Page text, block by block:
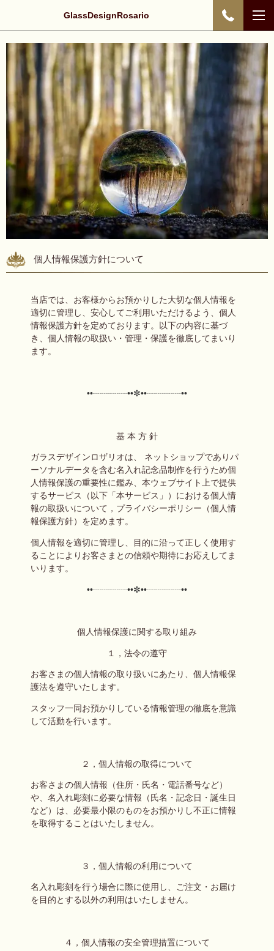
GlassDesignRosario
個人情報保護方針について
当店では、お客様からお預かりした大切な個人情報を
適切に管理し、安心してご利用いただけるよう、個人
情報保護方針を定めております。以下の内容に基づ
き、個人情報の取扱い・管理・保護を徹底してまいり
ます。
••┈┈┈┈••✼••┈┈┈┈••
基 本 方 針
ガラスデザインロザリオは、 ネットショップでありパ
ーソナルデータを含む名入れ記念品制作を行うため個
人情報保護の重要性に鑑み、本ウェブサイト上で提供
するサービス（以下「本サービス」）における個人情
報の取扱いについて，プライバシーポリシー（個人情
報保護方針）を定めます。
個人情報を適切に管理し、目的に沿って正しく使用す
ることによりお客さまとの信頼や期待にお応えしてま
いります。
••┈┈┈┈••✼••┈┈┈┈••
個人情報保護に関する取り組み
１，法令の遵守
お客さまの個人情報の取り扱いにあたり、個人情報保
護法を遵守いたします。
スタッフ一同お預かりしている情報管理の徹底を意識
して活動を行います。
２，個人情報の取得について
お客さまの個人情報（住所・氏名・電話番号など）
や、名入れ彫刻に必要な情報（氏名・記念日・誕生日
など）は、必要最小限のものをお預かりし不正に情報
を取得することはいたしません。
３，個人情報の利用について
名入れ彫刻を行う場合に際に使用し、ご注文・お届け
を目的とする以外の利用はいたしません。
４，個人情報の安全管理措置について